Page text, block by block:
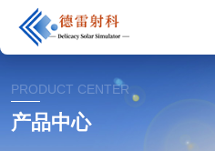
PRODUCT CENTER
产品中心